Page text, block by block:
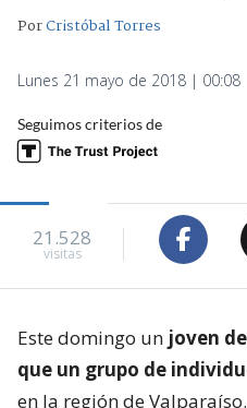
PorCristóbal Torres
Lunes 21 mayo de 2018 | 00:08
Seguimos criterios de
21.528
visitas
Este domingo un joven
que un grupo de
en la región de Valparaíso.